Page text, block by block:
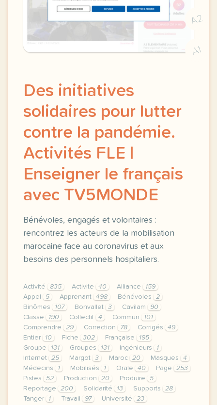
A2
A1
Des initiatives
solidaires pour lutter
contre la pandémie.
Activités FLE |
Enseigner le français
avec TV5MONDE
Bénévoles, engagés et volontaires :
rencontrez les acteurs de la mobilisation
marocaine face au coronavirus et aux
besoins des personnels hospitaliers.
Activité 835 Activite 40 Alliance
159
Appel
5 Apprenant 498 Bénévoles
2
Binômes
107 Bonvallet 3 Cavilam
90
Classe
190 Collectif 4 Commun
101
Comprendre
29 Correction 78 Corrigés
49
Entier
10 Fiche 302 Française
195
Groupe
131 Groupes 131 Ingénieurs
1
Internet
25 Margot 3 Maroc 20 Masques
4
Médecins
1 Mobilisés 1 Orale 40 Page
253
Pistes
52 Production 20 Produire
5
Reportage
200 Solidarité 13 Supports
28
Tanger
1 Travail 97 Université
23